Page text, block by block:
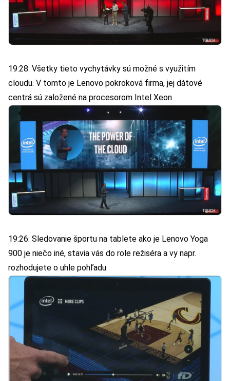
19:28: Všetky tieto vychytávky sú možné s využitím
cloudu. V tomto je Lenovo pokroková firma, jej dátové
centrá sú založené na procesorom Intel Xeon
19:26: Sledovanie športu na tablete ako je Lenovo Yoga
900 je niečo iné, stavia vás do role režiséra a vy napr.
rozhodujete o uhle pohľadu